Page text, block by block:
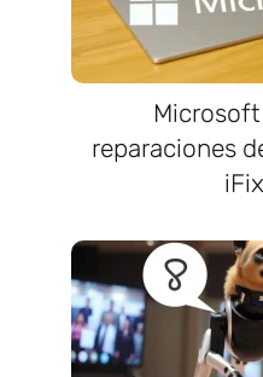
reparaciones